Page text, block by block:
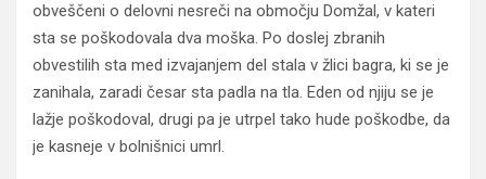
obveščeni o delovni nesreči na območju Domžal, v kateri
sta se poškodovala dva moška. Po doslej zbranih
obvestilih sta med izvajanjem del stala v žlici bagra, ki se je
zanihala, zaradi česar sta padla na tla. Eden od njiju se je
lažje poškodoval, drugi pa je utrpel tako hude poškodbe, da
je kasneje v bolnišnici umrl.